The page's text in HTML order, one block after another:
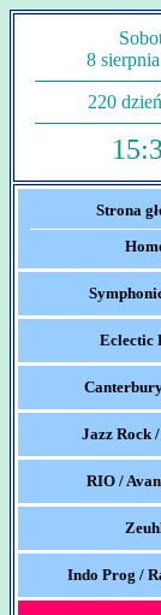
8
220
Strona
Eclectic
Jazz Rock
RIO /
Indo Prog /